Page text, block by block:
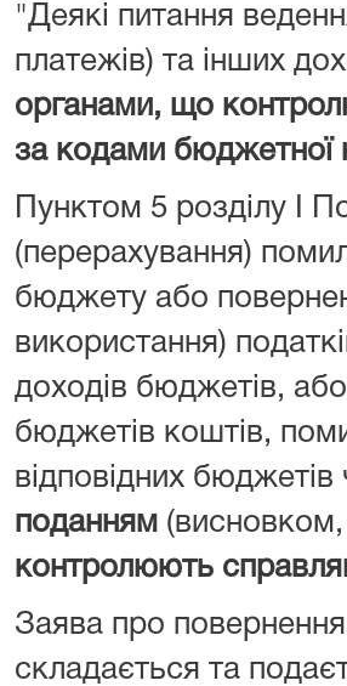
"Деякі питання
платежів) та інших
органами, що
за кодами бюджетної
Пунктом 5 розділу I
(перерахування)
бюджету або
використання)
доходів бюджетів,
бюджетів коштів,
відповідних
поданням
контролюють
Заява про
складається та